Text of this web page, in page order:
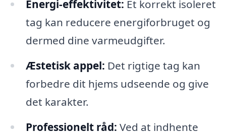
Energi-effektivitet: Et korrekt isoleret
tag kan reducere energiforbruget og
dermed dine varmeudgifter.
Æstetisk appel: Det rigtige tag kan
forbedre dit hjems udseende og give
det karakter.
Professionelt råd: Ved at indhente